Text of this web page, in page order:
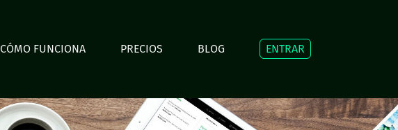
CÓMO FUNCIONA PRECIOS BLOG ENTRAR